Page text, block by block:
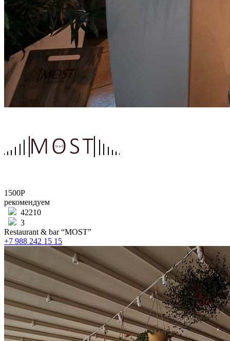
1500Р
рекомендуем
42210
3
Restaurant & bar “MOST”
+7 988 242 15 15